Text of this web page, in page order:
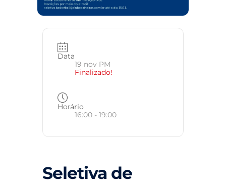
Data
19 nov PM
Finalizado!
Horário
16:00 - 19:00
Seletiva de